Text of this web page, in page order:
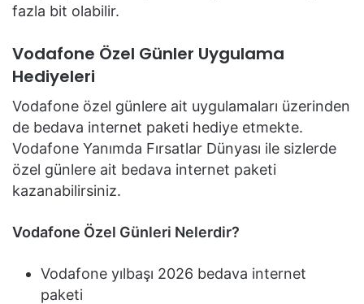
fazla bit olabilir.
Vodafone Özel Günler Uygulama
Hediyeleri
Vodafone özel günlere ait uygulamaları üzerinden
de bedava internet paketi hediye etmekte.
Vodafone Yanımda Fırsatlar Dünyası ile sizlerde
özel günlere ait bedava internet paketi
kazanabilirsiniz.
Vodafone Özel Günleri Nelerdir?
Vodafone yılbaşı 2026 bedava internet
paketi